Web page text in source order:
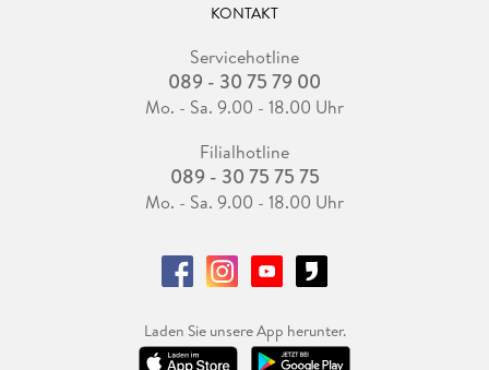
KONTAKT
Servicehotline
089 - 30 75 79 00
Mo. - Sa. 9.00 - 18.00 Uhr
Filialhotline
089 - 30 75 75 75
Mo. - Sa. 9.00 - 18.00 Uhr
Laden Sie unsere App herunter.